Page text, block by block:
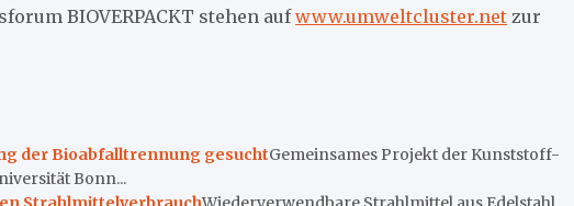
BIOVERPACKT stehen aufwww.umweltcluster.net zur
der Bioabfalltrennung gesuchtGemeinsames Projekt der Kunststoff-
Bonn...